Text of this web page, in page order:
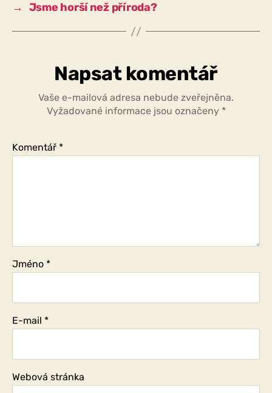
ještě
která
mohla
znamenat
→ Jsme horší než příroda?
Napsat komentář
Vaše e-mailová adresa nebude zveřejněna.
Vyžadované informace jsou označeny *
Komentář *
Jméno *
E-mail *
Webová stránka